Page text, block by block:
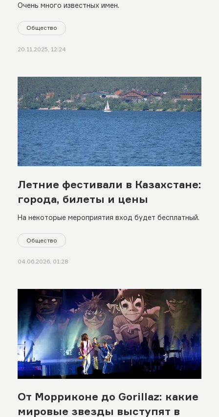
Очень много известных имен.
Общество
20.11.2025, 12:24
Летние фестивали в Казахстане:
города, билеты и цены
На некоторые мероприятия вход будет бесплатный.
Общество
04.06.2026, 01:28
От Морриконе до Gorillaz: какие
мировые звезды выступят в